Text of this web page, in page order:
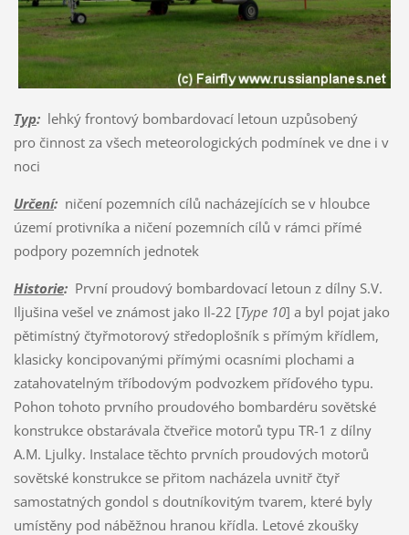
Typ:lehký frontový bombardovací letoun uzpůsobený
pro činnost za všech meteorologických podmínek ve dne i v
noci
Určení:ničení pozemních cílů nacházejících se v hloubce
území protivníka a ničení pozemních cílů v rámci přímé
podpory pozemních jednotek
Historie:První proudový bombardovací letoun z dílny S.V.
Iljušina vešel ve známost jako Il-22 [Type 10] a byl pojat jako
pětimístný čtyřmotorový středoplošník s přímým křídlem,
klasicky koncipovanými přímými ocasními plochami a
zatahovatelným tříbodovým podvozkem příďového typu.
Pohon tohoto prvního proudového bombardéru sovětské
konstrukce obstarávala čtveřice motorů typu TR-1 z dílny
A.M. Ljulky. Instalace těchto prvních proudových motorů
sovětské konstrukce se přitom nacházela uvnitř čtyř
samostatných gondol s doutníkovitým tvarem, které byly
umístěny pod náběžnou hranou křídla. Letové zkoušky